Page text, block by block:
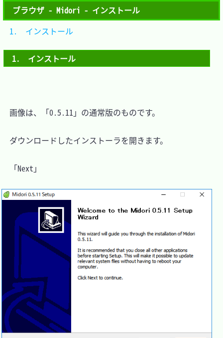
ブラウザ - Midori - インストール
1.　インストール
画像は、「0.5.11」の通常版のものです。
ダウンロードしたインストーラを開きます。
「Next」